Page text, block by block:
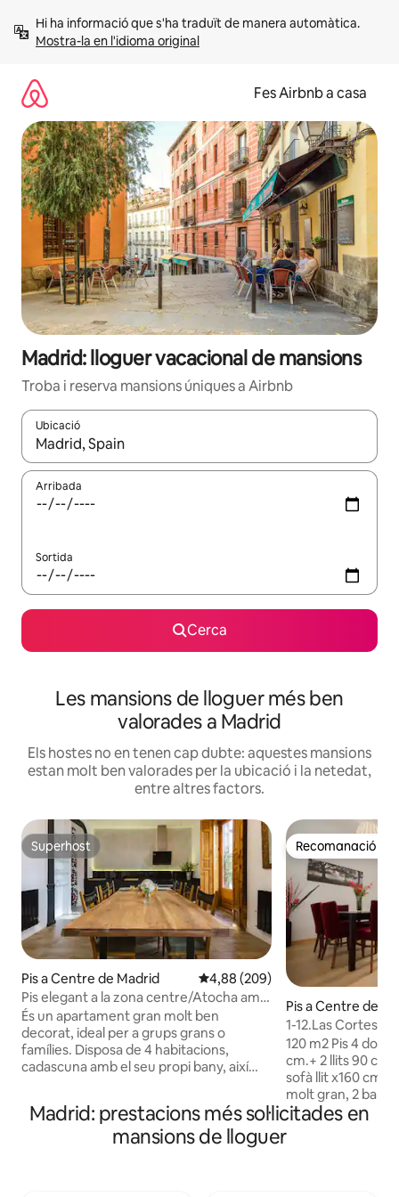
Mostra-la en l'idioma original
Fes Airbnb a casa
Madrid: lloguer vacacional de mansions
Troba i reserva mansions úniques a Airbnb
Ubicació
Quan els resultats estiguin disponibles, podràs navegar-hi a
Arribada
Sortida
Cerca
Les mansions de lloguer més ben
valorades a Madrid
Els hostes no en tenen cap dubte: aquestes mansions
estan molt ben valorades per la ubicació i la netedat,
entre altres factors.
Superhost
Superhost
Pis a Centre de Madrid 4,88 de puntuació mitjana d'un
4,88 (209)
Pis elegant a la zona centre/Atocha amb
quatre dormitoris amb bany.
És un apartament gran molt ben
decorat, ideal per a grups grans o
famílies. Disposa de 4 habitacions,
cadascuna amb el seu propi bany, així
balcons i un mirador. La cuina està
totalment equipada. L'apartament
disposa d'aire condicionat (per tota la
Recomanació
Recomanació
Pis a Centre de
1-12.Las
Bright.A.C
120 m2 Pis 4
cm.+ 2 llits 90
sofà llit x160 cm,
molt gran, 2
Madrid, entre el
Madrid: prestacions més sol·licitades en
mansions de lloguer